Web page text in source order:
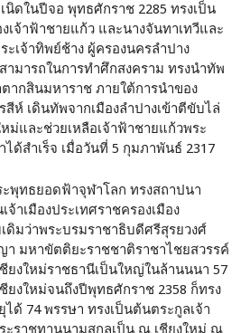
นิดในปีจอ พุทธศักราช 2285 ทรงเป็น
เจ้าฟ้าชายแก้ว และนางจันทาเทวีและ
ะเจ้าทิพย์ช้าง ผู้ครองนครลำปาง
ามารถในการทำศึกสงคราม ทรงนำทัพ
ตากสินมหาราช ภายใต้การนำของ
ห์ เดินทัพจากเมืองลำปางเข้าตีขับไล่
ม่และช่วยเหลือเจ้าฟ้าชายแก้วพระ
ด้สำเร็จ เมื่อวันที่ 5 กุมภาพันธ์ 2317
พุทธยอดฟ้าจุฬาโลก ทรงสถาปนา
จ้าเมืองประเทศราชครองเมือง
ดิมว่าพระบรมราชาธิบดีศรีสุรยวงศ์
มหาขัตติยะราชชาติราชาไชยสวรรค์
ยงใหม่ราชธานีเป็นใหญ่ในล้านนนา 57
ชียงใหม่จนถึงปีพุทธศักราช 2358 ก็ทรง
ด้ 74 พรรษา ทรงเป็นต้นตระกูลเจ้า
ะราชทานนามสกุลเป็น ณ เชียงใหม่ ณ